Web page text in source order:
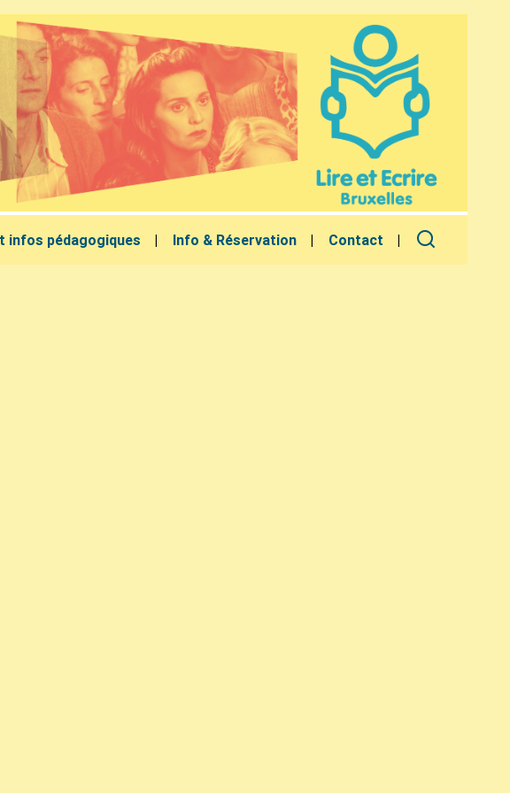
infos pédagogiques Info & Réservation Contact